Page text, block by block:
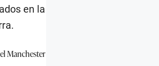
en la
Manchester